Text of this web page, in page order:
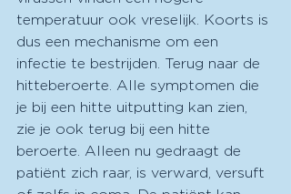
temperatuur ook vreselijk. Koorts is
dus een mechanisme om een
infectie te bestrijden. Terug naar de
hitteberoerte. Alle symptomen die
je bij een hitte uitputting kan zien,
zie je ook terug bij een hitte
beroerte. Alleen nu gedraagt de
patiënt zich raar, is verward, versuft